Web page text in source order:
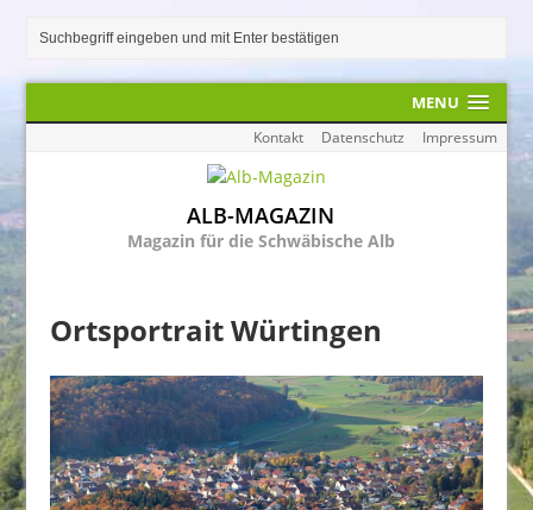
MENU
Kontakt Datenschutz Impressum
ALB-MAGAZIN
Magazin für die Schwäbische Alb
Ortsportrait Würtingen